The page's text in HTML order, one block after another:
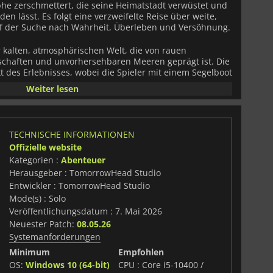
zerschmettert, die seine Heimatstadt verwüstet und
lässt. Es folgt eine verzweifelte Reise über weite,
Suche nach Wahrheit, Überleben und Versöhnung.
atmosphärischen Welt, die von rauen
und unvorhersehbaren Meeren geprägt ist. Die
Erlebnisses, wobei die Spieler mit einem Segelboot
Umgebungen durchqueren, die durch eine
miteinander verbunden sind. Die Reise basiert auf
Rätseln, die nach und nach das tiefere emotionale
5 legtWILL: Follow The Light
und hochdetaillierte Umgebungen, die das
Wert auf Realismus. Anstatt sich ausschließlich auf
Spiel auf Stimmung und Atmosphäre und nutzt
um das Spielerlebnis zu prägen.
nachdenkliche Geschichte über Familie, Verlust und
weiter ins Unbekannte vorwagt, verschwimmen die
und innerer Auseinandersetzung, wodurch die
als einer Rettungsmission wird.
Weiter lesen
TECHNISCHE INFORMATIONEN
Offizielle website
Kategorien : Abenteuer
Herausgeber : TomorrowHead Studio
Entwickler : TomorrowHead Studio
Mode(s) : Solo
Veröffentlichungsdatum : 7. Mai 2026
Neuester Patch: 08.05.26
Systemanforderungen
Minimum
OS: Windows 10 (64-bit)
Empfohlen
CPU : Core i5-10400 /